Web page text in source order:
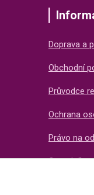
Doprava a
Obchodní
Průvodce
Ochrana
Právo na
O